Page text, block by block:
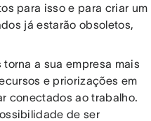
para isso e para criar um
já estarão obsoletos,
a sua empresa mais
e priorizações em
conectados ao trabalho.
de ser